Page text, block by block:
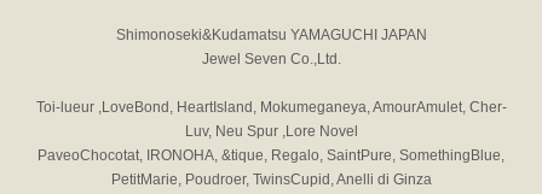
Shimonoseki&Kudamatsu YAMAGUCHI JAPAN
Jewel Seven Co.,Ltd.
Toi-lueur ,LoveBond, HeartIsland, Mokumeganeya, AmourAmulet, Cher-
Luv, Neu Spur ,Lore Novel
PaveoChocotat, IRONOHA, &tique, Regalo, SaintPure, SomethingBlue,
PetitMarie, Poudroer, TwinsCupid, Anelli di Ginza